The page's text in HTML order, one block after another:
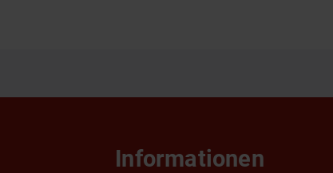
Informationen